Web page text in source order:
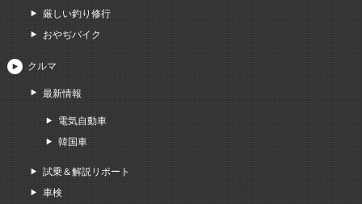
厳しい釣り修行
おやぢバイク
クルマ
最新情報
電気自動車
韓国車
試乗＆解説リポート
車検